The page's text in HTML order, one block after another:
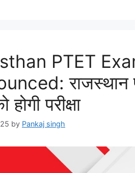
PTET
राजस्थान
परीक्षा
by Pankaj singh